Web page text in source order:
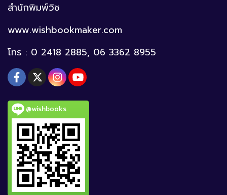
สำนักพิมพ์วิช
www.wishbookmaker.com
โทร : 0 2418 2885, 06 3362 8955
@wishbooks